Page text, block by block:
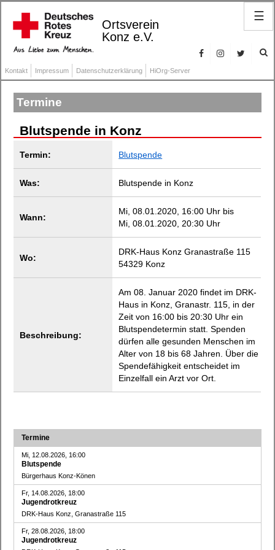
Ortsverein
Konz e.V.
Kontakt Impressum Datenschutzerklärung HiOrg-Server
☰
Termine
Blutspende in Konz
Termin: Blutspende
Was: Blutspende in Konz
Wann:
Mi, 08.01.2020, 16:00 Uhr bis
Mi, 08.01.2020, 20:30 Uhr
Wo:
DRK-Haus Konz Granastraße 115
54329 Konz
Beschreibung:
Am 08. Januar 2020 findet im DRK-
Haus in Konz, Granastr. 115, in der
Zeit von 16:00 bis 20:30 Uhr ein
Blutspendetermin statt. Spenden
dürfen alle gesunden Menschen im
Alter von 18 bis 68 Jahren. Über die
Spendefähigkeit entscheidet im
Einzelfall ein Arzt vor Ort.
Termine
Mi, 12.08.2026, 16:00
Blutspende
Bürgerhaus Konz-Könen
Fr, 14.08.2026, 18:00
Jugendrotkreuz
DRK-Haus Konz, Granastraße 115
Fr, 28.08.2026, 18:00
Jugendrotkreuz